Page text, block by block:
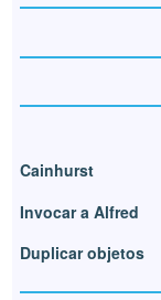
Cainhurst
Invocar a Alfred
Duplicar objetos